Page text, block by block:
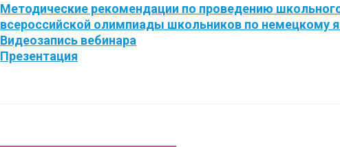
Методические рекомендации по проведению
всероссийской олимпиады школьников по немецкому
Видеозапись вебинара
Презентация